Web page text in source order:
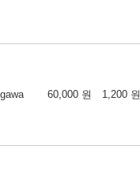
60,000 원 1,200 원